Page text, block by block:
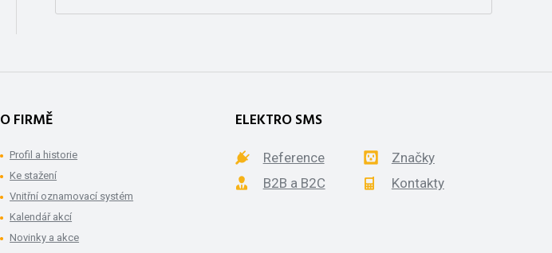
O FIRMĚ
Profil a historie
Ke stažení
Vnitřní oznamovací systém
Kalendář akcí
Novinky a akce
ELEKTRO SMS
Reference
Značky
B2B a B2C
Kontakty